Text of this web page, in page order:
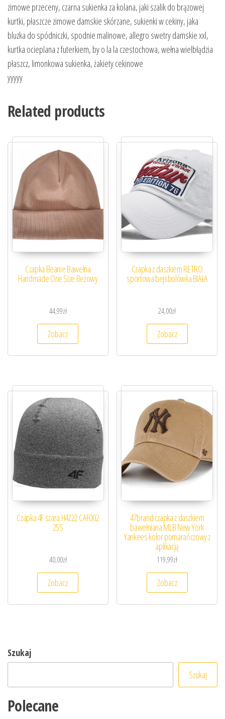
zimowe przeceny, czarna sukienka za kolana, jaki szalik do brązowej
kurtki, płaszcze zimowe damskie skórzane, sukienki w cekiny, jaka
bluzka do spódniczki, spodnie malinowe, allegro swetry damskie xxl,
kurtka ocieplana z futerkiem, by o la la czestochowa, wełna wielbłądzia
płaszcz, limonkowa sukienka, żakiety cekinowe
yyyyy
Related products
Czapka Beanie Bawełna
Handmade One Size Beżowy
44,99zł
Zobacz
Czapka z daszkiem RETRO
sportowa bejsbolówka BIAŁA
24,00zł
Zobacz
Czapka 4F szara H4Z22 CAF002
25S
40,00zł
Zobacz
47brand czapka z daszkiem
bawełniana MLB New York
Yankees kolor pomarańczowy z
aplikacją
119,99zł
Zobacz
Szukaj
Szukaj
Polecane